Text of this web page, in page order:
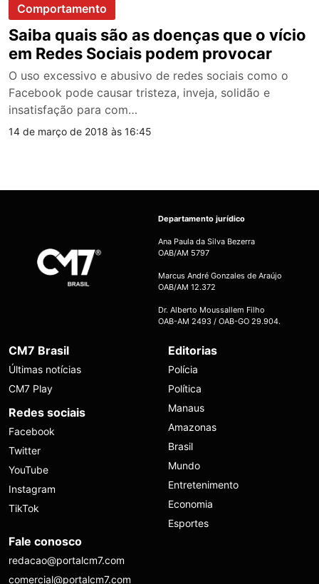
Comportamento
Saiba quais são as doenças que o vício
em Redes Sociais podem provocar
O uso excessivo e abusivo de redes sociais como o
Facebook pode causar tristeza, inveja, solidão e
insatisfação para com…
14 de março de 2018 às 16:45
Departamento jurídico
Ana Paula da Silva Bezerra
OAB/AM 5797
Marcus André Gonzales de Araújo
OAB/AM 12.372
Dr. Alberto Moussallem Filho
OAB-AM 2493 / OAB-GO 29.904.
CM7 Brasil
Últimas notícias
CM7 Play
Redes sociais
Facebook
Twitter
YouTube
Instagram
TikTok
Editorias
Polícia
Política
Manaus
Amazonas
Brasil
Mundo
Entretenimento
Economia
Esportes
Fale conosco
redacao@portalcm7.com
comercial@portalcm7.com